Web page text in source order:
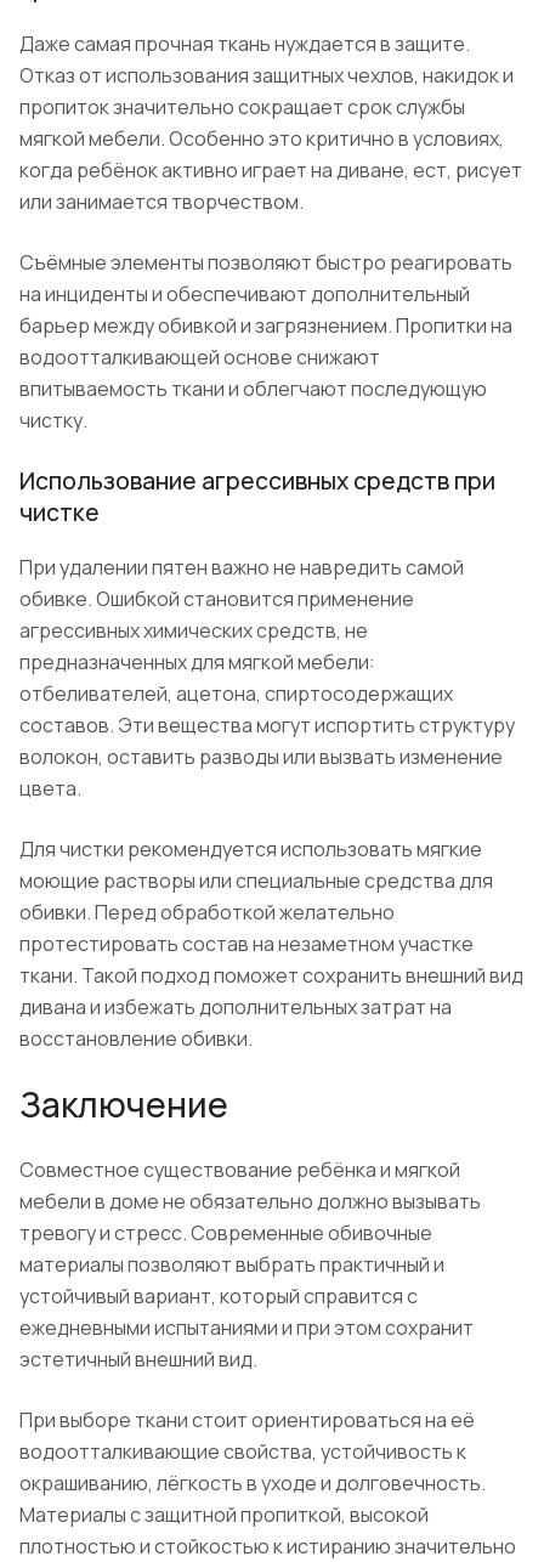
Даже самая прочная ткань нуждается в защите.
Отказ от использования защитных чехлов, накидок и
пропиток значительно сокращает срок службы
мягкой мебели. Особенно это критично в условиях,
когда ребёнок активно играет на диване, ест, рисует
или занимается творчеством.
Съёмные элементы позволяют быстро реагировать
на инциденты и обеспечивают дополнительный
барьер между обивкой и загрязнением. Пропитки на
водоотталкивающей основе снижают
впитываемость ткани и облегчают последующую
чистку.
Использование агрессивных средств при
чистке
При удалении пятен важно не навредить самой
обивке. Ошибкой становится применение
агрессивных химических средств, не
предназначенных для мягкой мебели:
отбеливателей, ацетона, спиртосодержащих
составов. Эти вещества могут испортить структуру
волокон, оставить разводы или вызвать изменение
цвета.
Для чистки рекомендуется использовать мягкие
моющие растворы или специальные средства для
обивки. Перед обработкой желательно
протестировать состав на незаметном участке
ткани. Такой подход поможет сохранить внешний вид
дивана и избежать дополнительных затрат на
восстановление обивки.
Заключение
Совместное существование ребёнка и мягкой
мебели в доме не обязательно должно вызывать
тревогу и стресс. Современные обивочные
материалы позволяют выбрать практичный и
устойчивый вариант, который справится с
ежедневными испытаниями и при этом сохранит
эстетичный внешний вид.
При выборе ткани стоит ориентироваться на её
водоотталкивающие свойства, устойчивость к
окрашиванию, лёгкость в уходе и долговечность.
Материалы с защитной пропиткой, высокой
плотностью и стойкостью к истиранию значительно